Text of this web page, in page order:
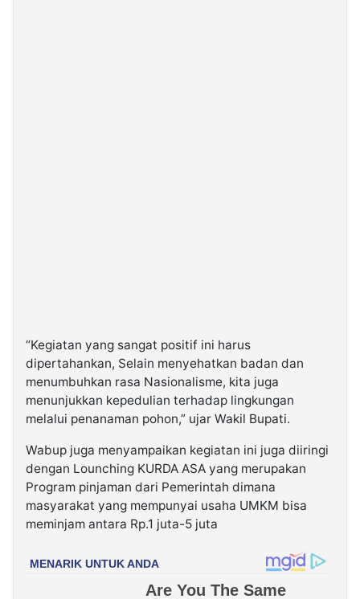
“Kegiatan yang sangat positif ini harus
dipertahankan, Selain menyehatkan badan dan
menumbuhkan rasa Nasionalisme, kita juga
menunjukkan kepedulian terhadap lingkungan
melalui penanaman pohon,” ujar Wakil Bupati.
Wabup juga menyampaikan kegiatan ini juga diiringi
dengan Lounching KURDA ASA yang merupakan
Program pinjaman dari Pemerintah dimana
masyarakat yang mempunyai usaha UMKM bisa
meminjam antara Rp.1 juta-5 juta